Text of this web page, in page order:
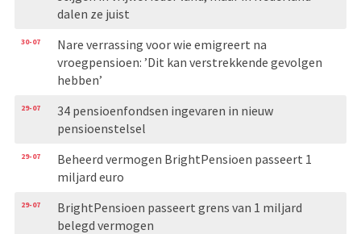
dalen ze juist
30-07
Nare verrassing voor wie emigreert na
vroegpensioen: ’Dit kan verstrekkende gevolgen
hebben’
29-07
34 pensioenfondsen ingevaren in nieuw
pensioenstelsel
29-07
Beheerd vermogen BrightPensioen passeert 1
miljard euro
29-07
BrightPensioen passeert grens van 1 miljard
belegd vermogen